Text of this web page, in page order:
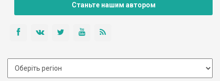
Станьте нашим автором